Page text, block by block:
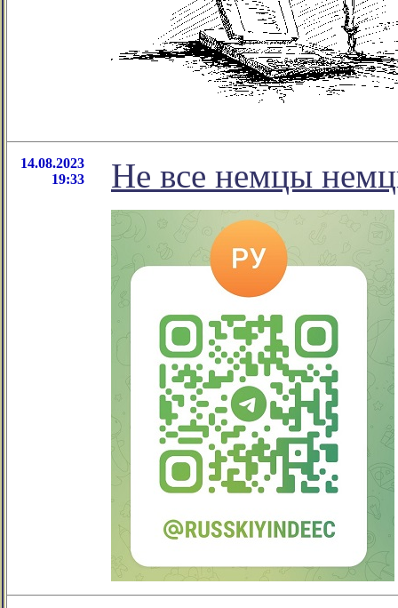
14.08.2023
19:33
Не все немцы